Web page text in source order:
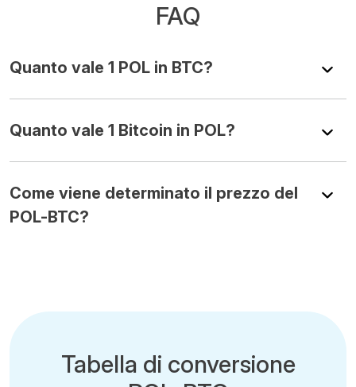
FAQ
Quanto vale 1 POL in BTC?
Quanto vale 1 Bitcoin in POL?
Come viene determinato il prezzo del
POL-BTC?
Tabella di conversione